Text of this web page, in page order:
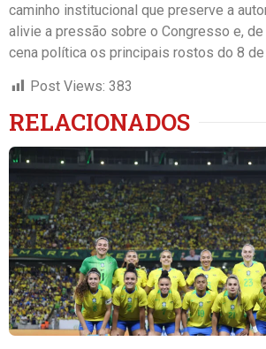
caminho institucional que preserve a
alivie a pressão sobre o Congresso e,
cena política os principais rostos do 8 de
Post Views: 383
RELACIONADOS